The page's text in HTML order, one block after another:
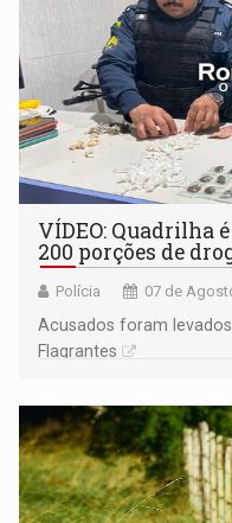
VÍDEO: Quadrilha
200 porções de
Polícia 07 de
Acusados foram
Flagrantes